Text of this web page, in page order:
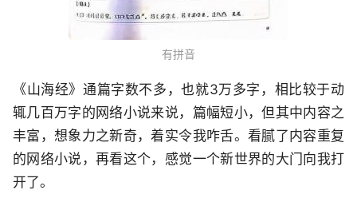
有拼音
《山海经》通篇字数不多，也就3万多字，相比较于动
辄几百万字的网络小说来说，篇幅短小，但其中内容之
丰富，想象力之新奇，着实令我咋舌。看腻了内容重复
的网络小说，再看这个，感觉一个新世界的大门向我打
开了。